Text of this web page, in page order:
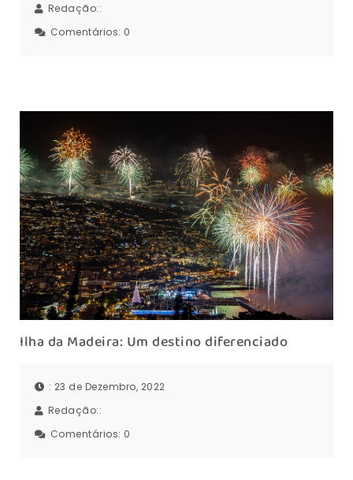
Redação::
Comentários: 0
Ilha da Madeira: Um destino diferenciado
: 23 de Dezembro, 2022
Redação::
Comentários: 0